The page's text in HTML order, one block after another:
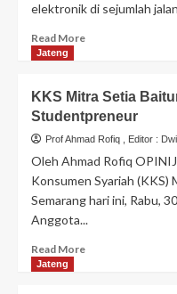
elektronik di sejumlah
Read More
Jateng
KKS Mitra Setia
Studentpreneur
Prof Ahmad Rofiq , Editor :
Oleh Ahmad Rofiq
Konsumen Syariah
Semarang hari ini, Rabu,
Anggota...
Read More
Jateng